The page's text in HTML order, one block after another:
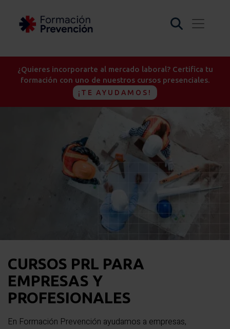
¿Quieres incorporarte al mercado laboral? Certifica tu
formación con uno de nuestros cursos presenciales.
¡TE AYUDAMOS!
CURSOS PRL PARA
EMPRESAS Y
PROFESIONALES
En Formación Prevención ayudamos a empresas,